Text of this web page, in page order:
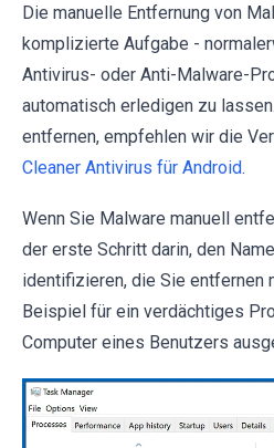
Die manuelle Entfernung von
komplizierte Aufgabe -
Antivirus- oder Anti-Malware-
automatisch erledigen zu
entfernen, empfehlen wir die
Cleaner Antivirus für Android.
Wenn Sie Malware manuell
der erste Schritt darin, den
identifizieren, die Sie entfernen
Beispiel für ein verdächtiges
Computer eines Benutzers